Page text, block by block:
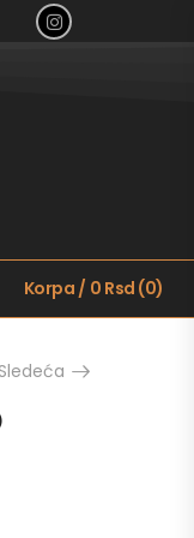
Korpa / 0 Rsd (0)
Sledeća